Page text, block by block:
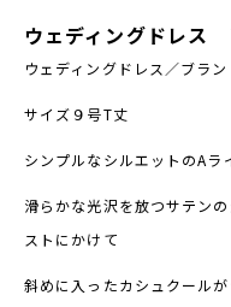
ウェディングドレス
ウェディングドレス／ブラン
サイズ９号T丈
シンプルなシルエットのAラ
滑らかな光沢を放つサテン
ストにかけて
斜めに入ったカシュクール